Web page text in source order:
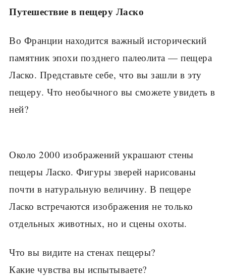
Путешествие в пещеру Ласко
Во Франции находится важный исторический
памятник эпохи позднего палеолита — пещера
Ласко. Представьте себе, что вы зашли в эту
пещеру. Что необычного вы сможете увидеть в
ней?
Около 2000 изображений украшают стены
пещеры Ласко. Фигуры зверей нарисованы
почти в натуральную величину. В пещере
Ласко встречаются изображения не только
отдельных животных, но и сцены охоты.
Что вы видите на стенах пещеры?
Какие чувства вы испыты­ваете?